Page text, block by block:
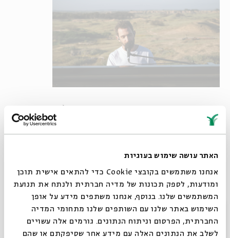
האתר עושה שימוש בעוגיות
אנחנו משתמשים בקובצי Cookie כדי להתאים אישית תוכן
ומודעות, לספק תכונות של מדיה חברתית ולנתח את תנועת
המשתמשים שלנו. בנוסף, אנחנו משתפים מידע על אופן
השימוש באתר שלנו עם השותפים שלנו מתחומי המדיה
החברתית, הפרסום וניתוח הנתונים. גורמים אלה עשויים
לשלב את הנתונים האלה עם מידע אחר שסיפקתם או שהם
פוקס)
אומר הדיי עפאים,״היה ברור לי שבמידה רבה חזרנו למודל
המלחמה הקלאסי, שביסודו השאלות היכן יעבור קו הגבול, מי
ישב על האדמה לבטח וכיצד נקנית הזכות על הארץ. בתוך ימים
מעטים התבהרה התמונה: החקלאים והחקלאיות הם אלה
המותחים את התלם האחרון, ובמחרשתם משרטטים את פני הארץ
ואת גבולותיה. הפגיעה האנושה בביטחונם ובמטה לחמם של
סגור